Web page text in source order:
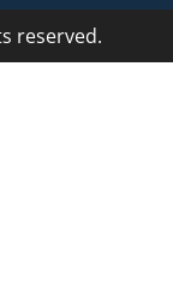
reserved.